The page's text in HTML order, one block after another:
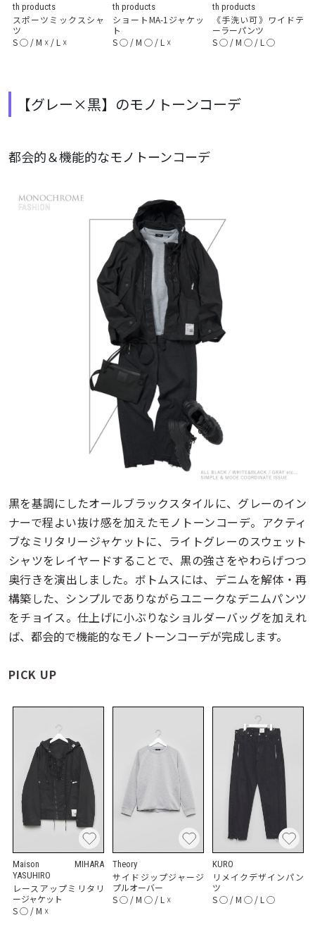
th products
スポーツミックスシャ
ツ
S◯ /M ☓ /L ☓
th products
ショートMA-1ジャケッ
ト
S◯ /M ◯ /L ☓
th products
《手洗い可》ワイドテ
ーラーパンツ
S◯ /M ◯ /L ◯
【グレー×黒】のモノトーンコーデ
都会的＆機能的なモノトーンコーデ
黒を基調にしたオールブラックスタイルに、グレーのイン
ナーで程よい抜け感を加えたモノトーンコーデ。アクティ
ブなミリタリージャケットに、ライトグレーのスウェット
シャツをレイヤードすることで、黒の強さをやわらげつつ
奥行きを演出しました。ボトムスには、デニムを解体・再
構築した、シンプルでありながらユニークなデニムパンツ
をチョイス。仕上げに小ぶりなショルダーバッグを加えれ
ば、都会的で機能的なモノトーンコーデが完成します。
PICK UP
Maison MIHARA
YASUHIRO
レースアップミリタリ
ージャケット
S◯ /M ☓
Theory
サイドジップジャージ
プルオーバー
S◯ /M ◯ /L ☓
KURO
リメイクデザインパン
ツ
S◯ /M ◯ /L ◯